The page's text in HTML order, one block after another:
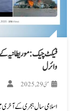
وائرل
مئی 29, 2025
اسلامی سال ہجری کے آخری